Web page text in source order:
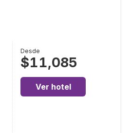
Desde
$11,085
Ver hotel